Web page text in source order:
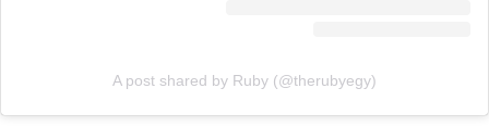
A post shared by Ruby (@therubyegy)